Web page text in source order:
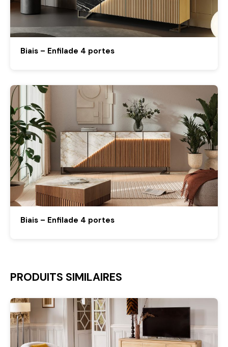
Biais – Enfilade 4 portes
Biais – Enfilade 4 portes
PRODUITS SIMILAIRES